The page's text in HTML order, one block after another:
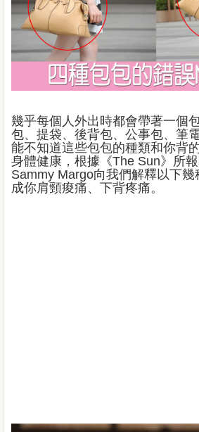
幾乎每個人外出時都會帶著一個
包、提袋、後背包、公事包、筆
能不知道這些包包的種類和你背
身體健康，根據《The Sun》所
Sammy Margo向我們解釋以下
成你肩頸痠痛、下背疼痛。